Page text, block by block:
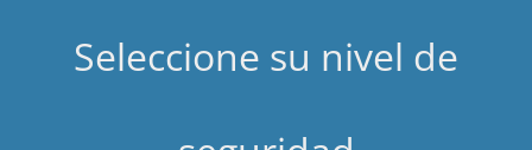
Seleccione su nivel de